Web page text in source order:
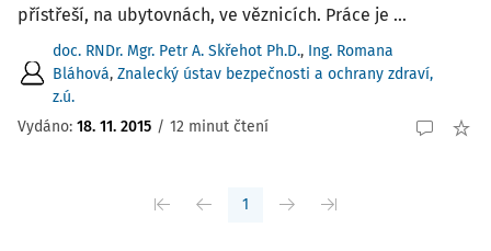
přístřeší, na ubytovnách, ve věznicích. Práce je ...
doc. RNDr. Mgr. Petr A. Skřehot Ph.D., Ing. Romana
Bláhová, Znalecký ústav bezpečnosti a ochrany zdraví,
z.ú.
Vydáno: 18. 11. 2015 / 12 minut čtení
1